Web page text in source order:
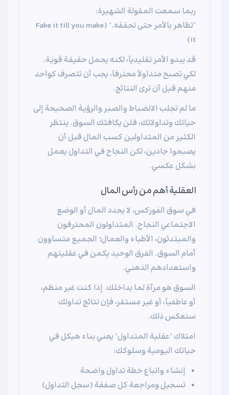
ربما سمعت المقولة الشهيرة:
"تظاهر بالأمر حتى تحققه." (Fake it till you make
it)
قد يبدو الأمر تقليدياً، لكنه يحمل حقيقة قوية.
لكي تصبح متداولاً محترفاً، يجب أن تتصرف كواحد
منهم قبل أن ترى النتائج.
ما لم تجلب الانضباط والصبر والرؤية الصحيحة إلى
حياتك وتداولاتك، فلن يكافئك السوق. ينتظر
الكثير من المتداولين كسب المال قبل أن
يصبحوا جادين، لكن النجاح في التداول يعمل
بشكل عكسي.
العقلية أهم من رأس المال
في سوق الفوركس، لا يحدد المال أو الوضع
الاجتماعي النجاح. المتداولون المحترفون
والمبتدئون، الأطباء والعمال؛ الجميع متساوون
أمام السوق. الفرق الوحيد يكمن في عقليتهم
واستعدادهم الذهني.
السوق هو مرآة لما بداخلك. إذا كنت غير منظم،
أو عاطفياً، أو غير مستقر، فإن نتائج تداولك
ستعكس ذلك.
امتلاك "عقلية المتداول" يعني بناء هيكل في
حياتك اليومية وسلوكك:
إنشاء واتباع خطة تداول واضحة
تسجيل ومراجعة كل صفقة (سجل التداول)